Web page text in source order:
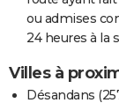
ou admises
24 heures à la
Villes à
Désandans